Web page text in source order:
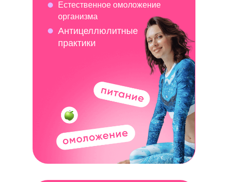
Естественное омоложение
организма
Антицеллюлитные
практики